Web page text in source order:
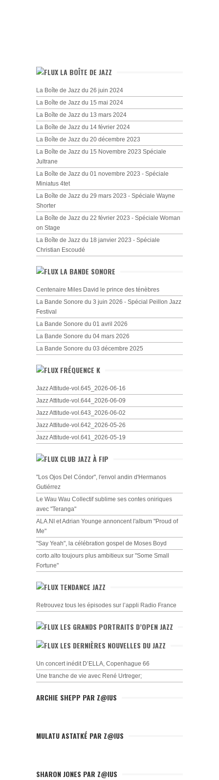
LA BOÎTE DE JAZZ
La Boîte de Jazz du 26 juin 2024
La Boîte de Jazz du 15 mai 2024
La Boîte de Jazz du 13 mars 2024
La Boîte de Jazz du 14 février 2024
La Boîte de Jazz du 20 décembre 2023
La Boîte de Jazz du 15 Novembre 2023 Spéciale
Jultrane
La Boîte de Jazz du 01 novembre 2023 - Spéciale
Miniatus 4tet
La Boîte de Jazz du 29 mars 2023 - Spéciale Wayne
Shorter
La Boîte de Jazz du 22 février 2023 - Spéciale Woman
on Stage
La Boîte de Jazz du 18 janvier 2023 - Spéciale
Christian Escoudé
LA BANDE SONORE
Centenaire Miles David le prince des ténèbres
La Bande Sonore du 3 juin 2026 - Spécial Peillon Jazz
Festival
La Bande Sonore du 01 avril 2026
La Bande Sonore du 04 mars 2026
La Bande Sonore du 03 décembre 2025
FRÉQUENCE K
Jazz Attitude-vol.645_2026-06-16
Jazz Attitude-vol.644_2026-06-09
Jazz Attitude-vol.643_2026-06-02
Jazz Attitude-vol.642_2026-05-26
Jazz Attitude-vol.641_2026-05-19
CLUB JAZZ À FIP
"Los Ojos Del Cóndor", l'envol andin d'Hermanos
Gutiérrez
Le Wau Wau Collectif sublime ses contes oniriques
avec "Teranga"
ALA.NI et Adrian Younge annoncent l'album "Proud of
Me"
"Say Yeah", la célébration gospel de Moses Boyd
corto.alto toujours plus ambitieux sur "Some Small
Fortune"
TENDANCE JAZZ
Retrouvez tous les épisodes sur l’appli Radio France
LES GRANDS PORTRAITS D’OPEN JAZZ
LES DERNIÈRES NOUVELLES DU JAZZ
Un concert inédit D’ELLA, Copenhague 66
Une tranche de vie avec René Urtreger;
ARCHIE SHEPP PAR Z@IUS
MULATU ASTATKÉ PAR Z@IUS
SHARON JONES PAR Z@IUS